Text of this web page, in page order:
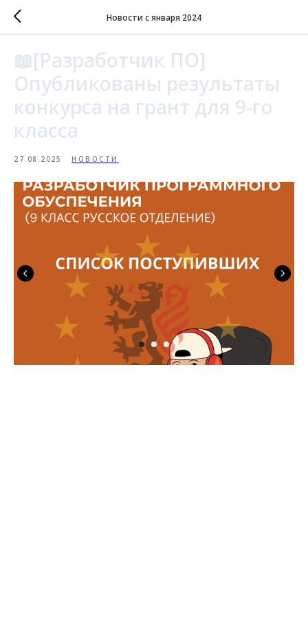
Новости с января 2024
📖[Разработчик ПО]
Опубликованы результаты
конкурса на грант для 9-го
класса
27.08.2025 НОВОСТИ